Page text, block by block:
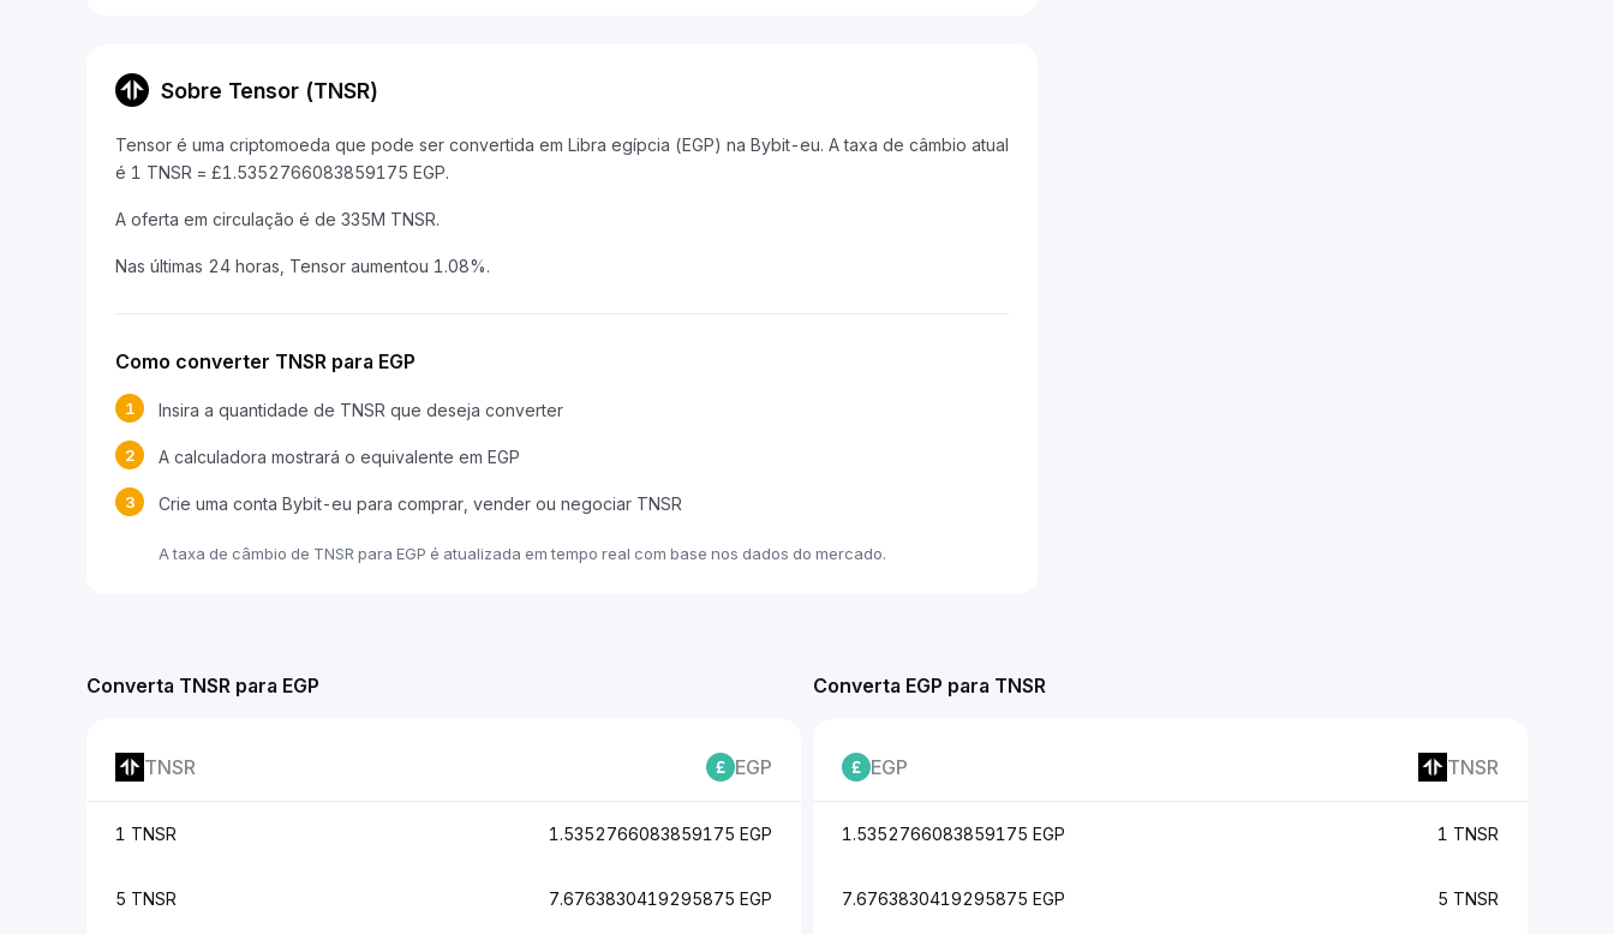
Sobre Tensor (TNSR)
Tensor é uma criptomoeda que pode ser convertida em Libra egípcia (EGP) na Bybit-eu. A taxa de câmbio atual
é 1 TNSR = £1.5352766083859175 EGP.
A oferta em circulação é de 335M TNSR.
Nas últimas 24 horas, Tensor aumentou 1.08%.
Como converter TNSR para EGP
1 Insira a quantidade de TNSR que deseja converter
2 A calculadora mostrará o equivalente em EGP
3 Crie uma conta Bybit-eu para comprar, vender ou negociar TNSR
A taxa de câmbio de TNSR para EGP é atualizada em tempo real com base nos dados do mercado.
Converta TNSR para EGP
TNSR EGP
1 TNSR 1.5352766083859175 EGP
5 TNSR 7.6763830419295875 EGP
Converta EGP para TNSR
EGP TNSR
1.5352766083859175 EGP 1 TNSR
7.6763830419295875 EGP 5 TNSR